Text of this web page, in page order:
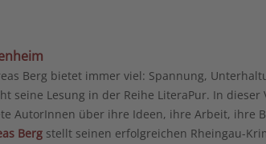
Berg bietet immer viel: Spannung,
seine Lesung in der Reihe LiteraPur. In
AutorInnen über ihre Ideen, ihre Arbeit, ihre
Berg stellt seinen erfolgreichen Rheingau-